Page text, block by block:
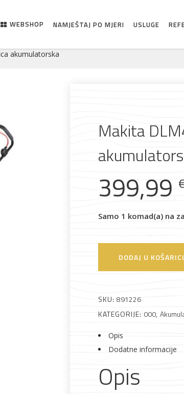
u ponudi
Rasvjeta
Elektromaterijal
WEBSHOP NAMJEŠTAJ PO MJERI USLUGE
akumulatorska
Makita
399,99
Samo 1 komad(a) na
DODAJ U
SKU: 891226
KATEGORIJE: 000,
Opis
Dodatne informacije
Opis